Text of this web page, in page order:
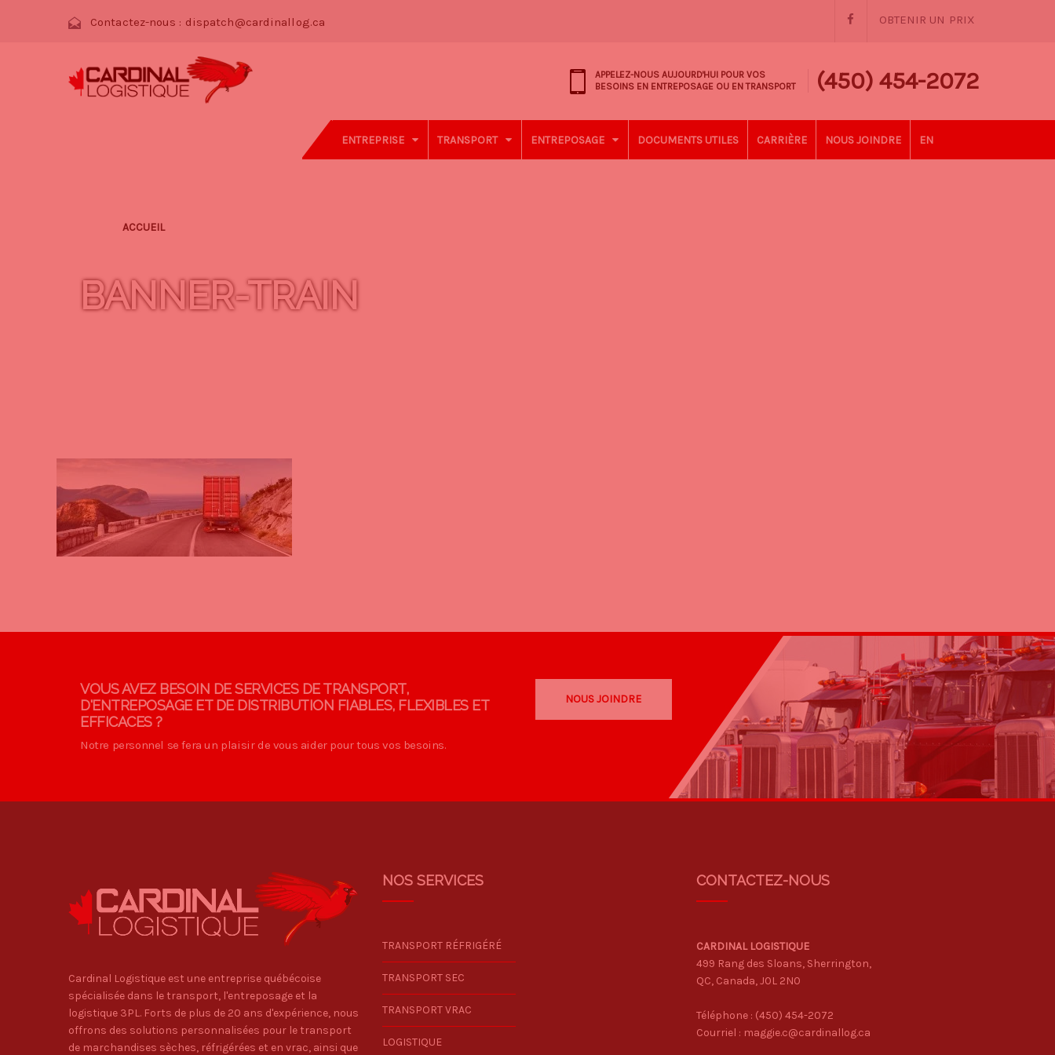
Contactez-nous : dispatch@cardinallog.ca OBTENIR UN PRIX
APPELEZ-NOUS AUJOURD'HUI POUR VOS
BESOINS EN ENTREPOSAGE OU EN TRANSPORT
(450) 454-2072
ENTREPRISE TRANSPORT ENTREPOSAGE DOCUMENTS UTILES CARRIÈRE NOUS JOINDRE EN
ACCUEIL
BANNER-TRAIN
VOUS AVEZ BESOIN DE SERVICES DE TRANSPORT,
D'ENTREPOSAGE ET DE DISTRIBUTION FIABLES, FLEXIBLES ET
EFFICACES ?
Notre personnel se fera un plaisir de vous aider pour tous vos besoins.
NOUS JOINDRE
Cardinal Logistique est une entreprise québécoise
spécialisée dans le transport, l'entreposage et la
logistique 3PL. Forts de plus de 20 ans d'expérience, nous
offrons des solutions personnalisées pour le transport
de marchandises sèches, réfrigérées et en vrac, ainsi que
NOS SERVICES
TRANSPORT RÉFRIGÉRÉ
TRANSPORT SEC
TRANSPORT VRAC
LOGISTIQUE
CONTACTEZ-NOUS
CARDINAL LOGISTIQUE
499 Rang des Sloans, Sherrington,
QC, Canada, J0L 2N0
Téléphone : (450) 454-2072
Courriel : maggie.c@cardinallog.ca